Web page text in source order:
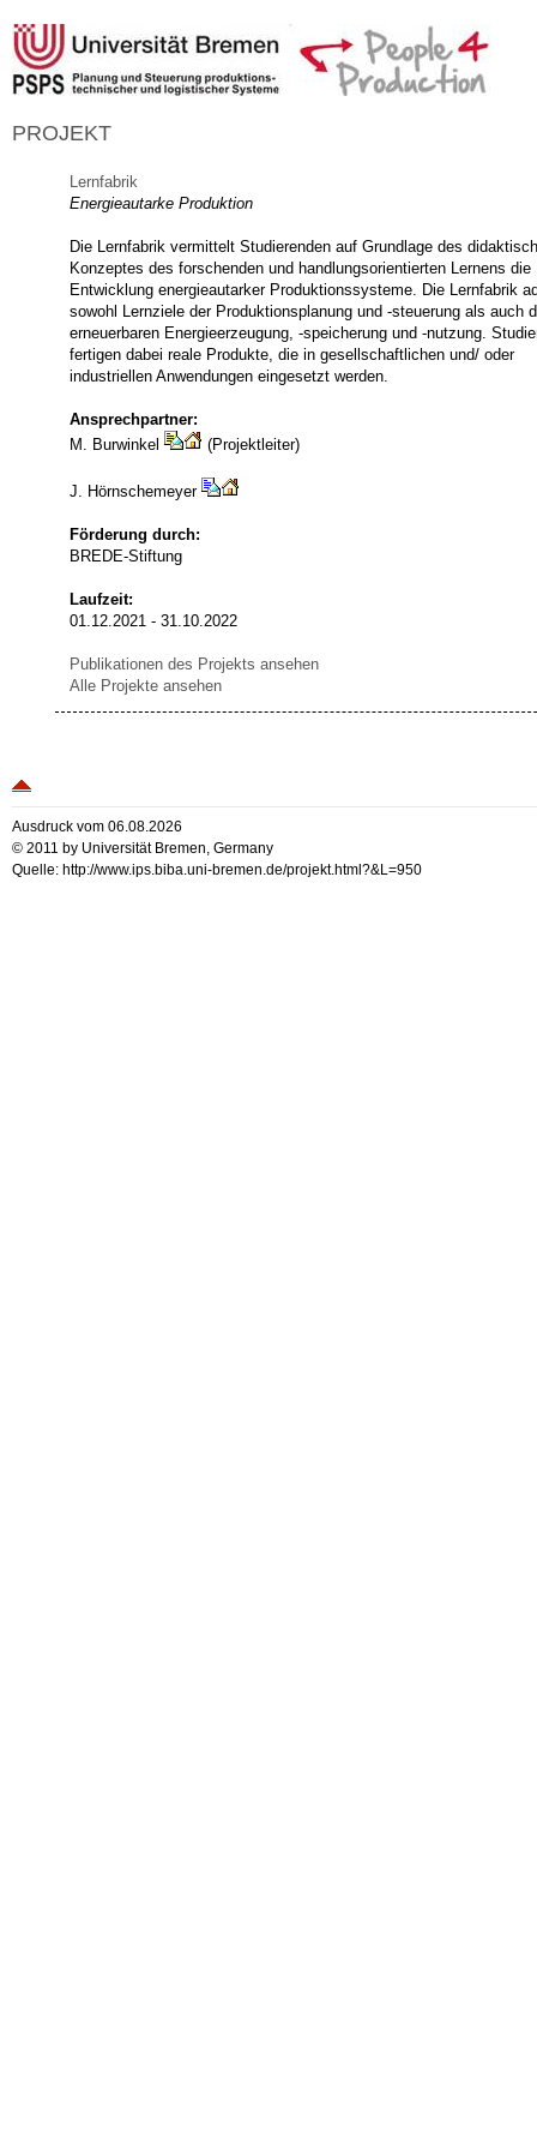
PROJEKT
Lernfabrik
Energieautarke Produktion
Die Lernfabrik vermittelt Studierenden auf Grundlage des
Konzeptes des forschenden und handlungsorientierten Lernens die
Entwicklung energieautarker Produktionssysteme. Die Lernfabrik
sowohl Lernziele der Produktionsplanung und -steuerung als auch
erneuerbaren Energieerzeugung, -speicherung und -nutzung.
fertigen dabei reale Produkte, die in gesellschaftlichen und/ oder
industriellen Anwendungen eingesetzt werden.
Ansprechpartner:
M. Burwinkel
(Projektleiter)
J. Hörnschemeyer
Förderung durch:
BREDE-Stiftung
Laufzeit:
01.12.2021 - 31.10.2022
Publikationen des Projekts ansehen
Alle Projekte ansehen
Ausdruck vom 06.08.2026
© 2011 by Universität Bremen, Germany
Quelle: http://www.ips.biba.uni-bremen.de/projekt.html?&L=950